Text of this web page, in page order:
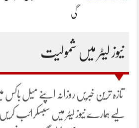
گی
نیوز لیٹر میں شمولیت
تازہ ترین خبریں روزانہ اپنے میل
لیے ہمارے نیوز لیٹر میں سبسکرائب